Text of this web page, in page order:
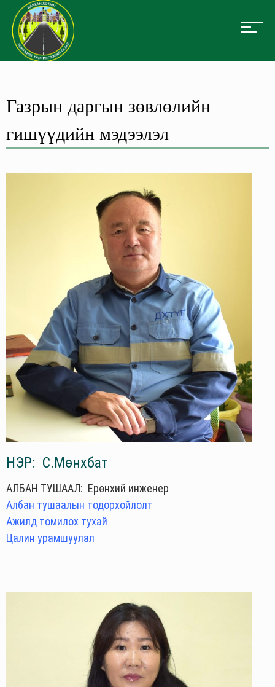
Газрын даргын зөвлөлийн
гишүүдийн мэдээлэл
НЭР: С.Мөнхбат
АЛБАН ТУШААЛ: Ерөнхий инженер
Албан тушаалын тодорхойлолт
Ажилд томилох тухай
Цалин урамшуулал